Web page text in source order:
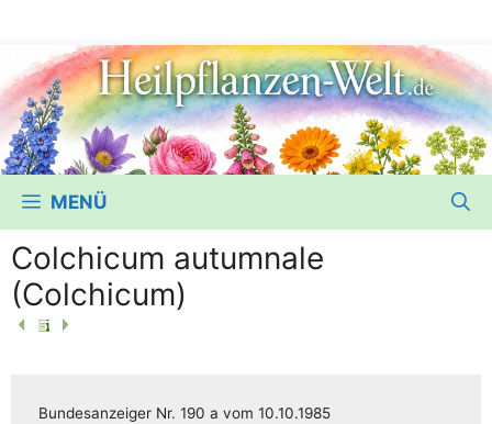
MENÜ
Colchicum autumnale
(Colchicum)
Bun­des­an­zei­ger Nr. 190 a vom 10.10.1985